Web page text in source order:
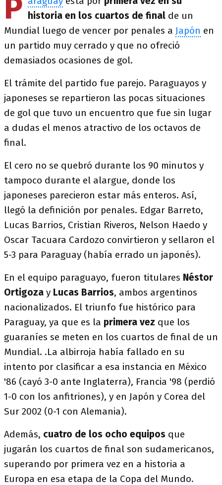
P
historia en los cuartos de final de un
Mundial luego de vencer por penales a Japón en
un partido muy cerrado y que no ofreció
demasiados ocasiones de gol.
El trámite del partido fue parejo. Paraguayos y
japoneses se repartieron las pocas situaciones
de gol que tuvo un encuentro que fue sin lugar
a dudas el menos atractivo de los octavos de
final.
El cero no se quebró durante los 90 minutos y
tampoco durante el alargue, donde los
japoneses parecieron estar más enteros. Así,
llegó la definición por penales. Edgar Barreto,
Lucas Barrios, Cristian Riveros, Nelson Haedo y
Oscar Tacuara Cardozo convirtieron y sellaron el
5-3 para Paraguay (había errado un japonés).
En el equipo paraguayo, fueron titulares Néstor
Ortigoza y Lucas Barrios, ambos argentinos
nacionalizados. El triunfo fue histórico para
Paraguay, ya que es la primera vez que los
guaraníes se meten en los cuartos de final de un
Mundial. .La albirroja había fallado en su
intento por clasificar a esa instancia en México
'86 (cayó 3-0 ante Inglaterra), Francia '98 (perdió
1-0 con los anfitriones), y en Japón y Corea del
Sur 2002 (0-1 con Alemania).
Además, cuatro de los ocho equipos que
jugarán los cuartos de final son sudamericanos,
superando por primera vez en a historia a
Europa en esa etapa de la Copa del Mundo.